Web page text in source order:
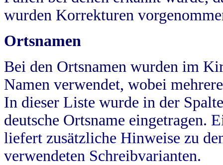
wurden Korrekturen
Ortsnamen
Bei den Ortsnamen wurden im
Namen verwendet, wobei
In dieser Liste wurde in der
deutsche Ortsname eingetragen.
liefert zusätzliche Hinweise zu
verwendeten Schreibvarianten.